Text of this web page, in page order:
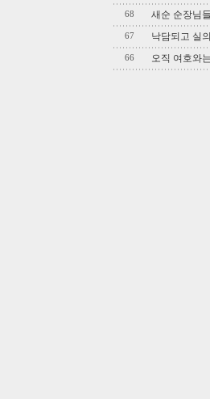
68 새순 순장님
67 낙담되고 실
66 오직 여호와